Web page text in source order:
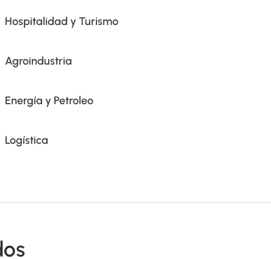
Hospitalidad y Turismo
Agroindustria
Energía y Petroleo
Logística